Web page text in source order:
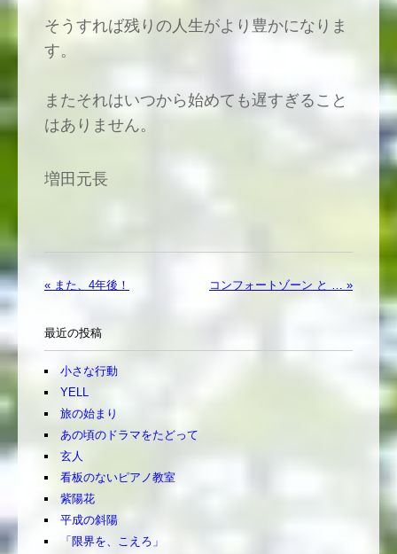
そうすれば残りの人生がより豊かになりま
す。
またそれはいつから始めても遅すぎること
はありません。
増田元長
« また、4年後！ コンフォートゾーン と … »
最近の投稿
小さな行動
YELL
旅の始まり
あの頃のドラマをたどって
玄人
看板のないピアノ教室
紫陽花
平成の斜陽
「限界を、こえろ」